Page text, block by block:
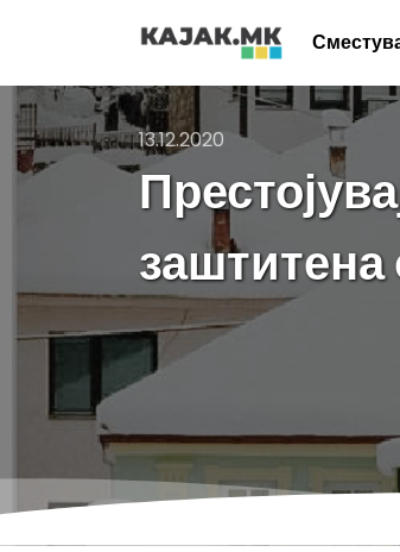
13.12.2020
заштитена